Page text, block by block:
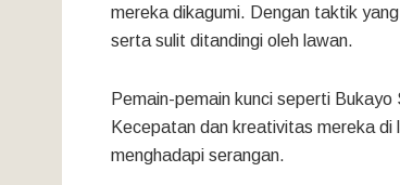
mereka dikagumi. Dengan taktik
serta sulit ditandingi oleh lawan.
Pemain-pemain kunci seperti
Kecepatan dan kreativitas mereka di
menghadapi serangan.